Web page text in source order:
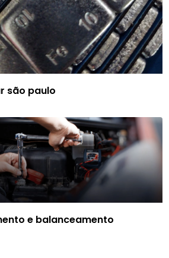
são paulo
e balanceamento